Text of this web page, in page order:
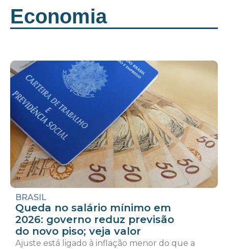
Economia
BRASIL
Queda no salário mínimo em
2026: governo reduz previsão
do novo piso; veja valor
Ajuste está ligado à inflação menor do que a